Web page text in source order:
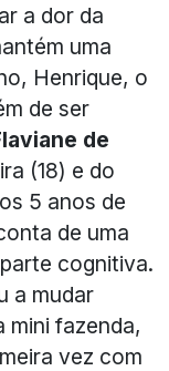
a dor da
uma
Henrique, o
de ser
de
(18) e do
5 anos de
de uma
cognitiva.
a mudar
mini fazenda,
vez com